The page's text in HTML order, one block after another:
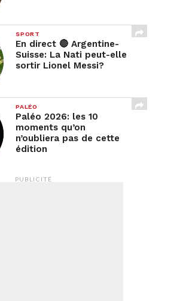
SPORT
En direct 🔴 Argentine-
Suisse: La Nati peut-elle
sortir Lionel Messi?
PALÉO
Paléo 2026: les 10
moments qu’on
n’oubliera pas de cette
édition
PUBLICITÉ